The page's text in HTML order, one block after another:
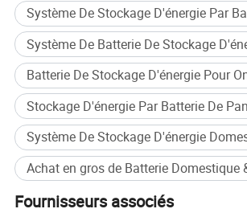
Fournisseurs associés